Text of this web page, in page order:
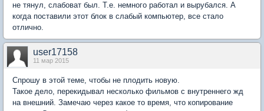
не тянул, слабоват был. Т.е. немного работал и вырубался. А
когда поставили этот блок в слабый компьютер, все стало
отлично.
user17158
11 мар 2015
Спрошу в этой теме, чтобы не плодить новую.
Такое дело, перекидывал несколько фильмов с внутреннего жд
на внешний. Замечаю через какое то время, что копирование